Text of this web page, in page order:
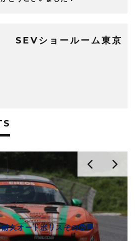
SEVショールーム東京
久オートポリスその②🏁